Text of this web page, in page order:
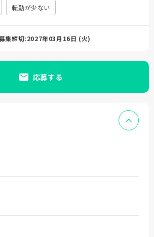
転勤が少ない
集締切:2027年03月16日 (火)
応募する